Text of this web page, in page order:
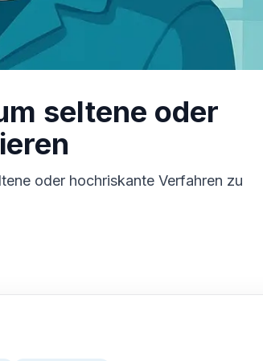
seltene oder
oder hochriskante Verfahren zu